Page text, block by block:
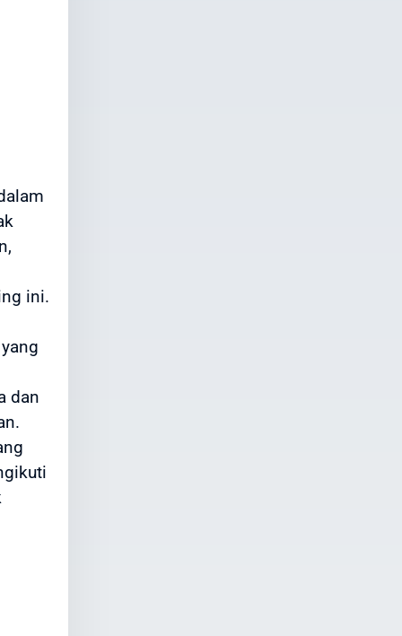
ini.
dan